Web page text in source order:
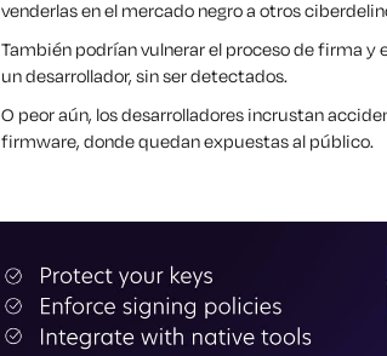
venderlas en el mercado negro a otros
También podrían vulnerar el proceso de firma
un desarrollador, sin ser detectados.
O peor aún, los desarrolladores incrustan
firmware, donde quedan expuestas al público.